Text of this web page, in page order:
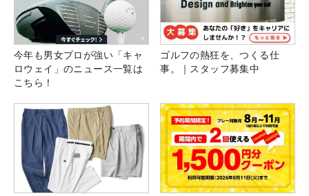
今年も男女プロが強い「キャ
ロウェイ」のニュース一覧は
こちら！
ゴルフの熱狂を、つくる仕
事。｜スタッフ募集中